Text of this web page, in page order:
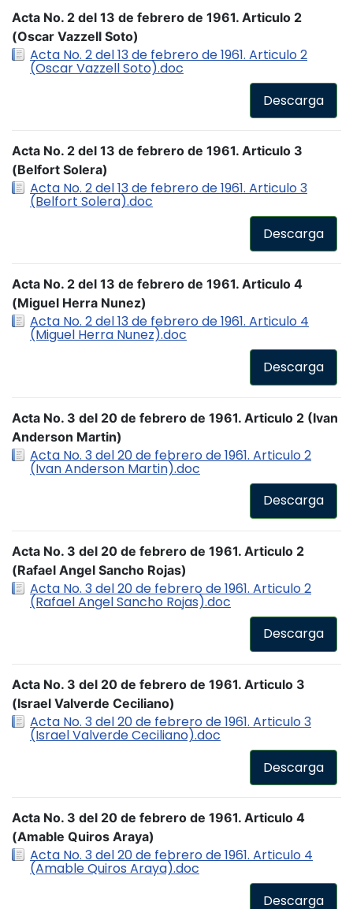
Acta No. 2 del 13 de febrero de 1961. Articulo 2
(Oscar Vazzell Soto)
Acta No. 2 del 13 de febrero de 1961. Articulo 2
(Oscar Vazzell Soto).doc
Descarga
Acta No. 2 del 13 de febrero de 1961. Articulo 3
(Belfort Solera)
Acta No. 2 del 13 de febrero de 1961. Articulo 3
(Belfort Solera).doc
Descarga
Acta No. 2 del 13 de febrero de 1961. Articulo 4
(Miguel Herra Nunez)
Acta No. 2 del 13 de febrero de 1961. Articulo 4
(Miguel Herra Nunez).doc
Descarga
Acta No. 3 del 20 de febrero de 1961. Articulo 2 (Ivan
Anderson Martin)
Acta No. 3 del 20 de febrero de 1961. Articulo 2
(Ivan Anderson Martin).doc
Descarga
Acta No. 3 del 20 de febrero de 1961. Articulo 2
(Rafael Angel Sancho Rojas)
Acta No. 3 del 20 de febrero de 1961. Articulo 2
(Rafael Angel Sancho Rojas).doc
Descarga
Acta No. 3 del 20 de febrero de 1961. Articulo 3
(Israel Valverde Ceciliano)
Acta No. 3 del 20 de febrero de 1961. Articulo 3
(Israel Valverde Ceciliano).doc
Descarga
Acta No. 3 del 20 de febrero de 1961. Articulo 4
(Amable Quiros Araya)
Acta No. 3 del 20 de febrero de 1961. Articulo 4
(Amable Quiros Araya).doc
Descarga